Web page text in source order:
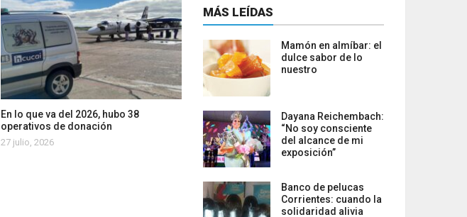
En lo que va del 2026, hubo 38
operativos de donación
27 julio, 2026
MÁS LEÍDAS
Mamón en almíbar: el
dulce sabor de lo
nuestro
Dayana Reichembach:
“No soy consciente
del alcance de mi
exposición”
Banco de pelucas
Corrientes: cuando la
solidaridad alivia